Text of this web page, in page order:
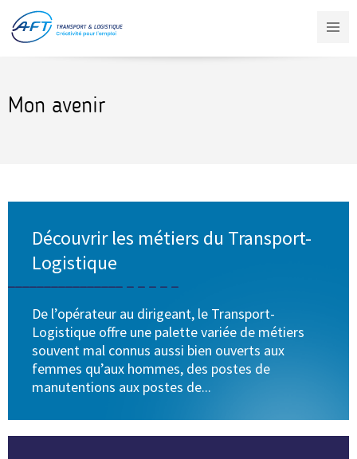
contenu
principal
Mon avenir
Découvrir les métiers du Transport-
Logistique
De l’opérateur au dirigeant, le Transport-
Logistique offre une palette variée de métiers
souvent mal connus aussi bien ouverts aux
femmes qu’aux hommes, des postes de
manutentions aux postes de...